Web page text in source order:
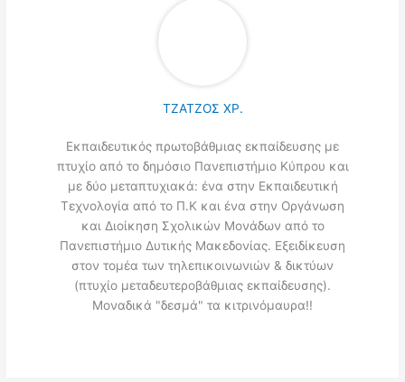
ΤΖΑΤΖΟΣ ΧΡ.
Εκπαιδευτικός πρωτοβάθμιας εκπαίδευσης με
πτυχίο από το δημόσιο Πανεπιστήμιο Κύπρου και
με δύο μεταπτυχιακά: ένα στην Εκπαιδευτική
Τεχνολογία από το Π.Κ και ένα στην Οργάνωση
και Διοίκηση Σχολικών Μονάδων από το
Πανεπιστήμιο Δυτικής Μακεδονίας. Εξειδίκευση
στον τομέα των τηλεπικοινωνιών & δικτύων
(πτυχίο μεταδευτεροβάθμιας εκπαίδευσης).
Μοναδικά "δεσμά" τα κιτρινόμαυρα!!